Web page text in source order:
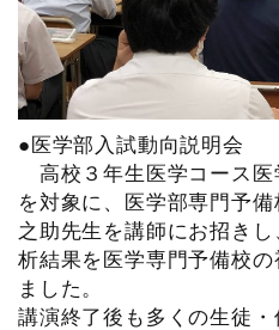
●医学部入試動向説明会
高校３年生医学コース医
を対象に、医学部専門予
之助先生を講師にお招き
析結果を医学専門予備校
ました。
講演終了後も多くの生徒